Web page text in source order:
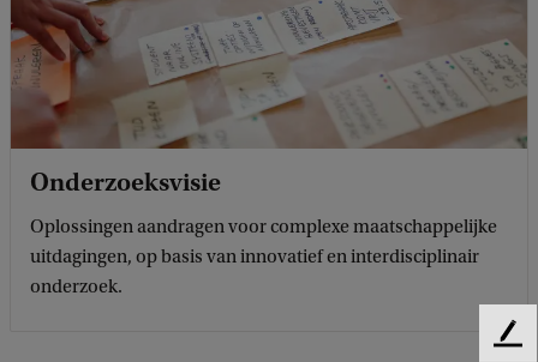
Onderzoeksvisie
Oplossingen aandragen voor complexe maatschappelijke
uitdagingen, op basis van innovatief en interdisciplinair
onderzoek.
F